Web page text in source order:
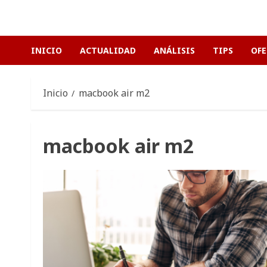
contenido
INICIO ACTUALIDAD ANÁLISIS TIPS
Inicio macbook air m2
macbook air m2